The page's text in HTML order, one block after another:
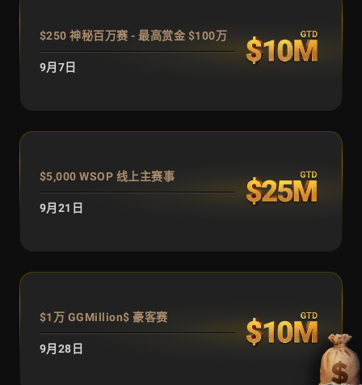
$250 神秘百万赛 - 最高赏金 $100万
9月7日
$5,000 WSOP 线上主赛事
9月21日
$1万 GGMillion$ 豪客赛
9月28日